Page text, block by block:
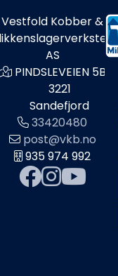
Vestfold Kobber &
AS
PINDSLEVEIEN 5B
3221
Sandefjord
33420480
post@vkb.no
935 974 992